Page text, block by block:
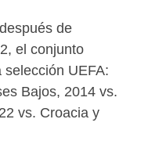
de
el conjunto
UEFA:
Bajos, 2014 vs.
vs. Croacia y